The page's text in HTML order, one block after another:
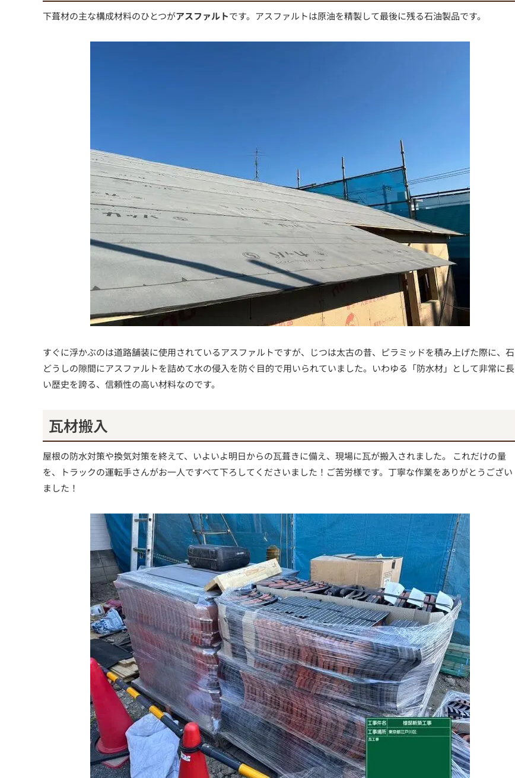
下葺材の主な構成材料のひとつがアスファルトです。アスファルトは原油を精製して最後に残る石油製品です。
すぐに浮かぶのは道路舗装に使用されているアスファルトですが、じつは太古の昔、ピラミッドを積み上げた際に、石
どうしの隙間にアスファルトを詰めて水の侵入を防ぐ目的で用いられていました。いわゆる「防水材」として非常に長
い歴史を誇る、信頼性の高い材料なのです。
瓦材搬入
屋根の防水対策や換気対策を終えて、いよいよ明日からの瓦葺きに備え、現場に瓦が搬入されました。 これだけの量
を、トラックの運転手さんがお一人ですべて下ろしてくださいました！ご苦労様です。丁寧な作業をありがとうござい
ました！